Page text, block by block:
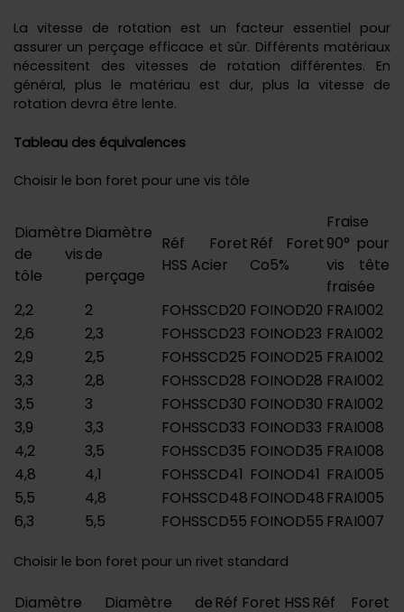
La vitesse de rotation est un facteur essentiel pour
assurer un perçage efficace et sûr. Différents matériaux
nécessitent des vitesses de rotation différentes. En
général, plus le matériau est dur, plus la vitesse de
rotation devra être lente.
Tableau des équivalences
Choisir le bon foret pour une vis tôle
Diamètre
de vis
tôle
Diamètre
de
perçage
Réf Foret
HSS Acier
Réf Foret
Co5%
Fraise
90° pour
vis tête
fraisée
2,2
2 FOHSSCD20 FOINOD20 FRAI002
2,6
2,3 FOHSSCD23 FOINOD23 FRAI002
2,9
2,5 FOHSSCD25 FOINOD25 FRAI002
3,3
2,8 FOHSSCD28 FOINOD28 FRAI002
3,5
3 FOHSSCD30 FOINOD30 FRAI002
3,9
3,3 FOHSSCD33 FOINOD33 FRAI008
4,2
3,5 FOHSSCD35 FOINOD35 FRAI008
4,8
4,1 FOHSSCD41 FOINOD41 FRAI005
5,5
4,8 FOHSSCD48 FOINOD48 FRAI005
6,3
5,5 FOHSSCD55 FOINOD55 FRAI007
Choisir le bon foret pour un rivet standard
Diamètre
Diamètre de Réf Foret HSS Réf Foret